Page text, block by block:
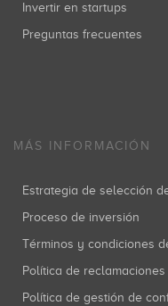
Invertir en startups
Preguntas frecuentes
MÁS INFORMACIÓN
Estrategia de selección
Proceso de inversión
Términos y condiciones
Política de reclamaciones
Política de gestión de